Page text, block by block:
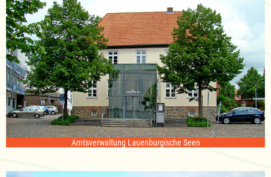
Amtsverwaltung Lauenburgische Seen